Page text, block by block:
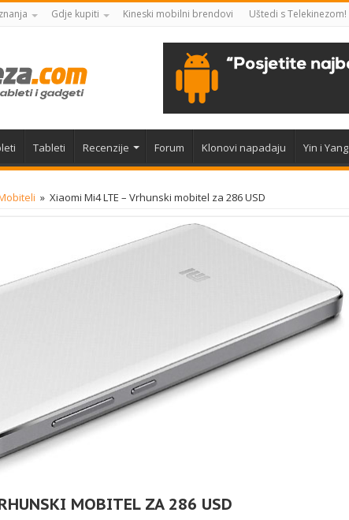
Gdje kupiti Kineski mobilni brendovi Uštedi s Telekinezom!
Tableti Recenzije Forum Klonovi napadaju Yin i Yang
» Xiaomi Mi4 LTE – Vrhunski mobitel za 286 USD
MOBITEL ZA 286 USD